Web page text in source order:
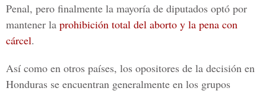
Penal, pero finalmente la mayoría de diputados optó por
mantener la prohibición total del aborto y la pena con
cárcel.
Así como en otros países, los opositores de la decisión en
Honduras se encuentran generalmente en los grupos